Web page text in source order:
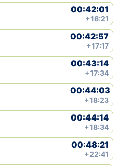
00:42:01
+16:21
00:42:57
+17:17
00:43:14
+17:34
00:44:03
+18:23
00:44:14
+18:34
00:48:21
+22:41